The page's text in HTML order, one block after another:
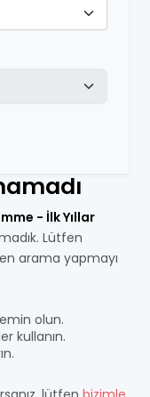
- İlk Yıllar
Lütfen
arama yapmayı
olun.
kullanın.